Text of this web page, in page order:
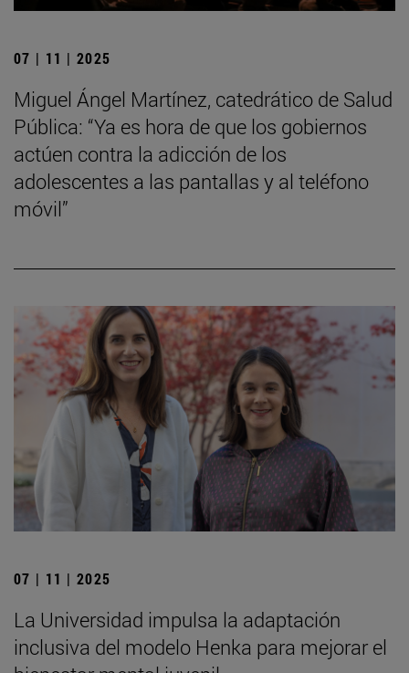
07 | 11 | 2025
Miguel Ángel Martínez, catedrático de Salud
Pública: “Ya es hora de que los gobiernos
actúen contra la adicción de los
adolescentes a las pantallas y al teléfono
móvil”
07 | 11 | 2025
La Universidad impulsa la adaptación
inclusiva del modelo Henka para mejorar el